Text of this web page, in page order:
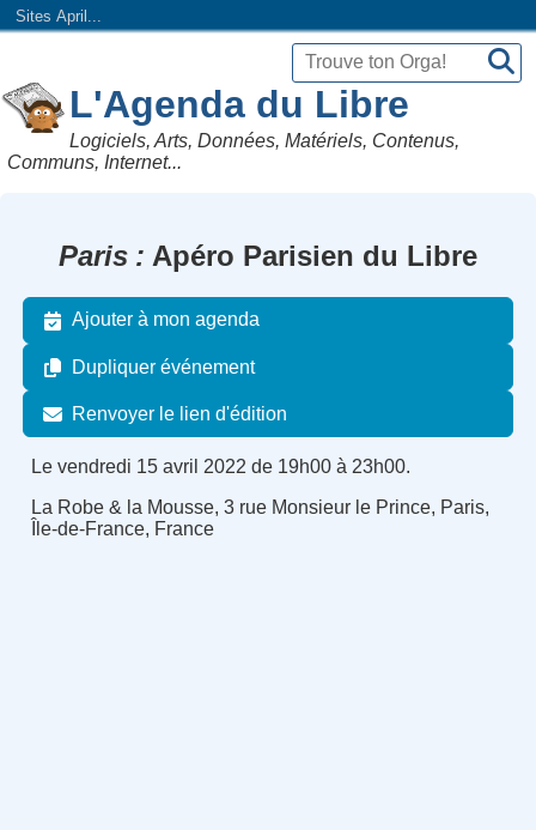
Sites April...
L'Agenda du Libre
Logiciels, Arts, Données, Matériels, Contenus,
Communs, Internet...
Paris Apéro Parisien du Libre
Ajouter à mon agenda
Dupliquer événement
Renvoyer le lien d'édition
Le vendredi 15 avril 2022 de 19h00 à 23h00.
La Robe & la Mousse, 3 rue Monsieur le Prince, Paris,
Île-de-France, France